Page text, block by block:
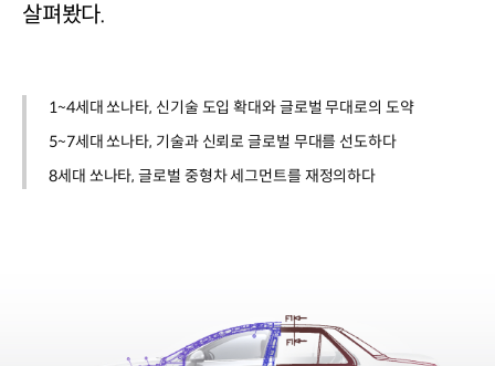
살펴봤다.
1~4세대 쏘나타, 신기술 도입 확대와 글로벌 무대로의 도약
5~7세대 쏘나타, 기술과 신뢰로 글로벌 무대를 선도하다
8세대 쏘나타, 글로벌 중형차 세그먼트를 재정의하다